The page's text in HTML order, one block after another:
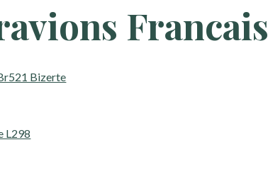
Francais
Bizerte
L298